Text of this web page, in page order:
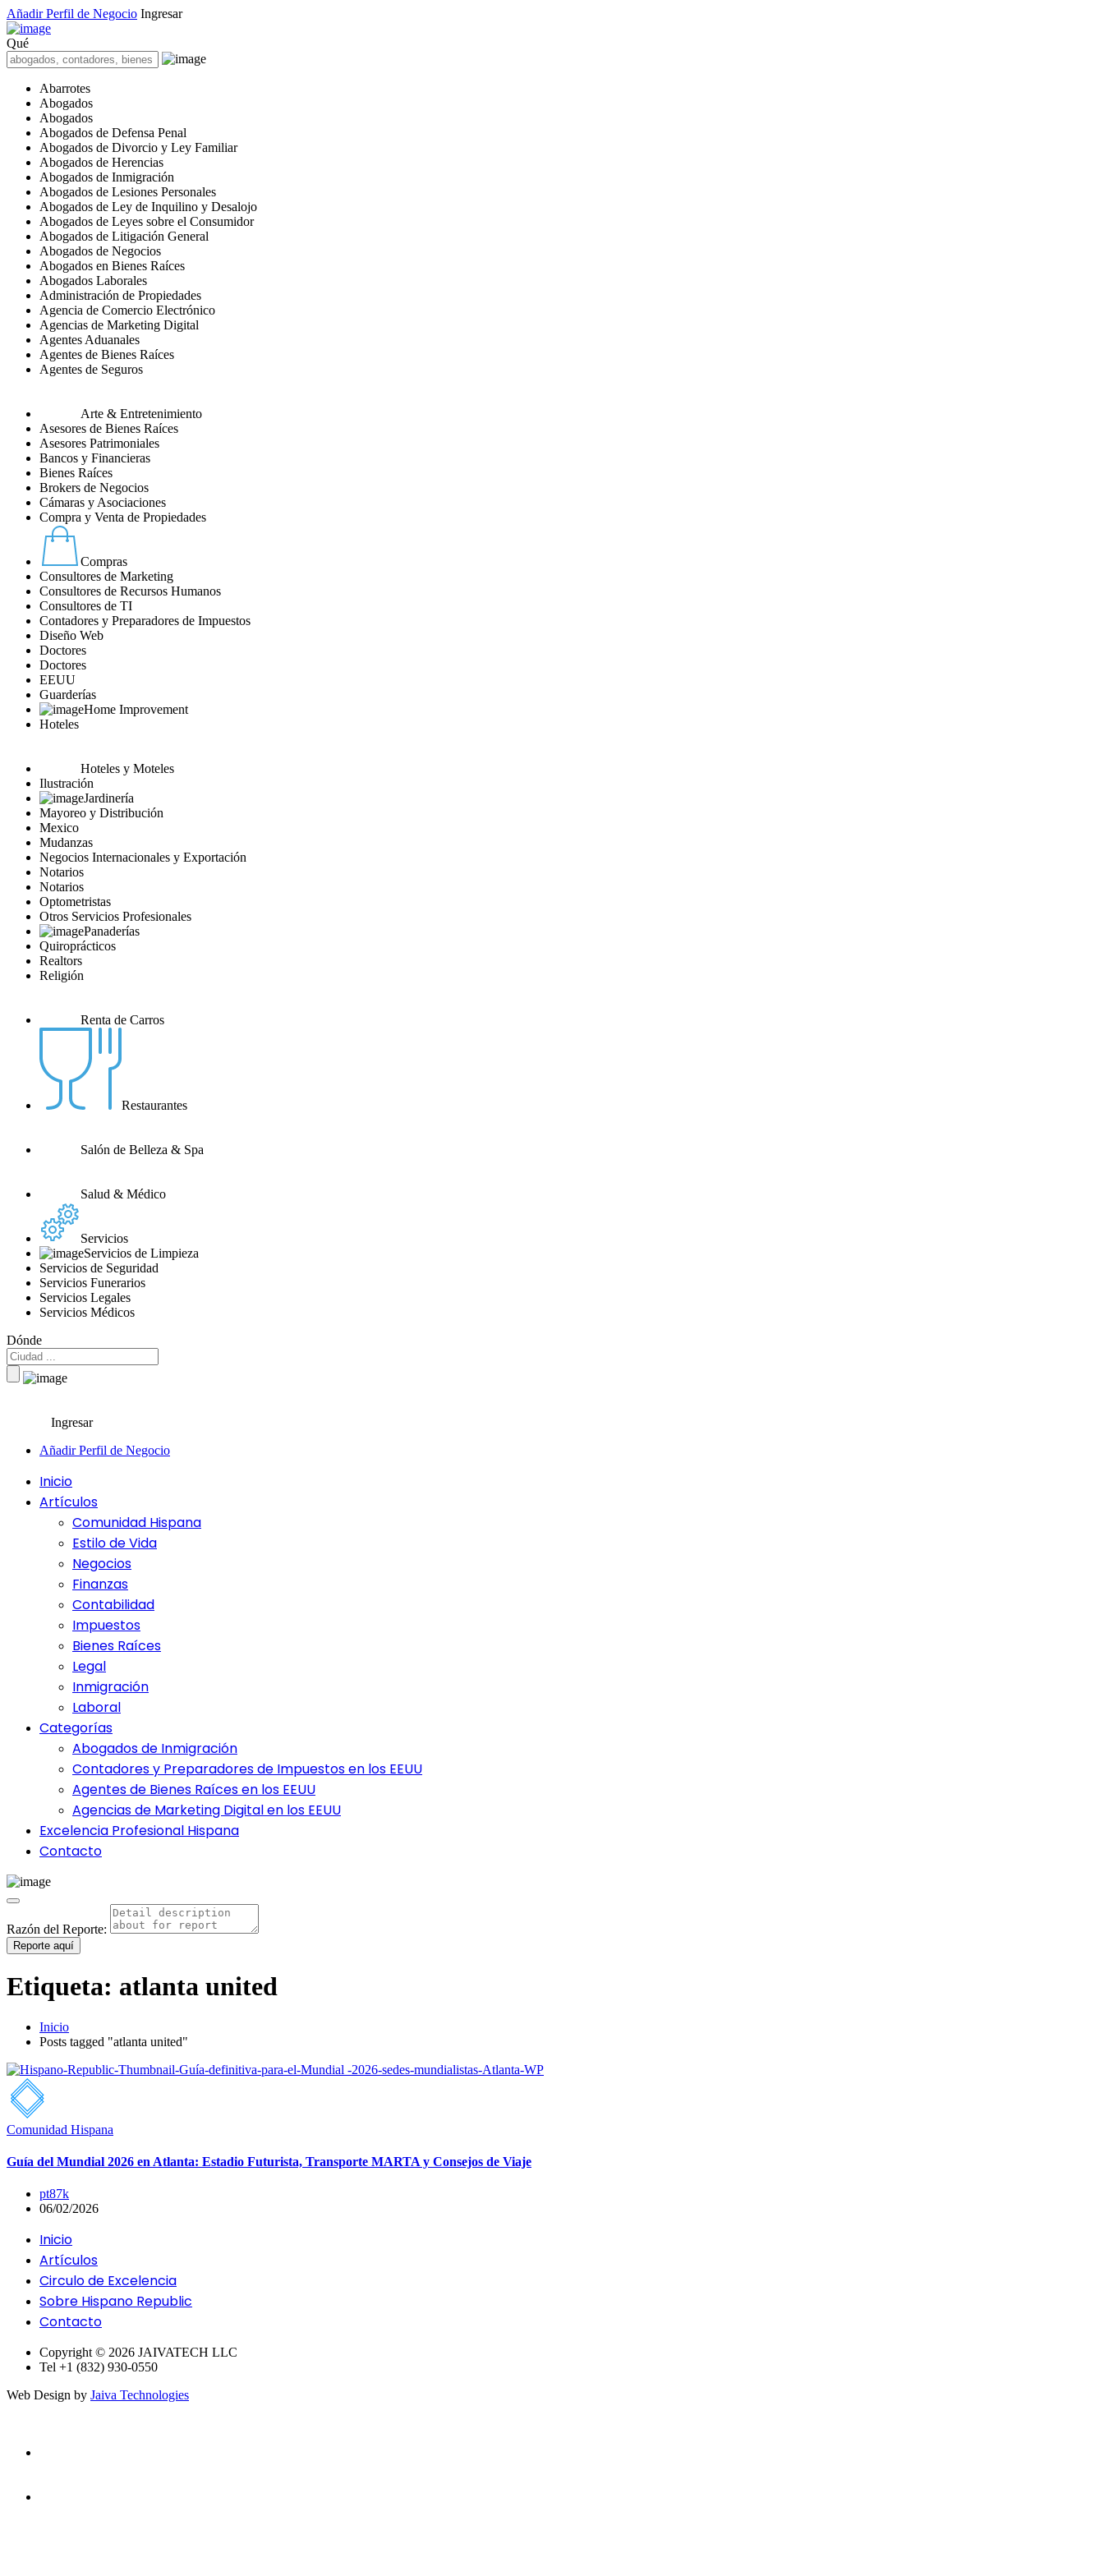
Añadir Perfil de Negocio Ingresar
Qué
Abarrotes
Abogados
Abogados
Abogados de Defensa Penal
Abogados de Divorcio y Ley Familiar
Abogados de Herencias
Abogados de Inmigración
Abogados de Lesiones Personales
Abogados de Ley de Inquilino y Desalojo
Abogados de Leyes sobre el Consumidor
Abogados de Litigación General
Abogados de Negocios
Abogados en Bienes Raíces
Abogados Laborales
Administración de Propiedades
Agencia de Comercio Electrónico
Agencias de Marketing Digital
Agentes Aduanales
Agentes de Bienes Raíces
Agentes de Seguros
Arte & Entretenimiento
Asesores de Bienes Raíces
Asesores Patrimoniales
Bancos y Financieras
Bienes Raíces
Brokers de Negocios
Cámaras y Asociaciones
Compra y Venta de Propiedades
Compras
Consultores de Marketing
Consultores de Recursos Humanos
Consultores de TI
Contadores y Preparadores de Impuestos
Diseño Web
Doctores
Doctores
EEUU
Guarderías
Home Improvement
Hoteles
Hoteles y Moteles
Ilustración
Jardinería
Mayoreo y Distribución
Mexico
Mudanzas
Negocios Internacionales y Exportación
Notarios
Notarios
Optometristas
Otros Servicios Profesionales
Panaderías
Quiroprácticos
Realtors
Religión
Renta de Carros
Restaurantes
Salón de Belleza & Spa
Salud & Médico
Servicios
Servicios de Limpieza
Servicios de Seguridad
Servicios Funerarios
Servicios Legales
Servicios Médicos
Dónde
Ingresar
Añadir Perfil de Negocio
Inicio
Artículos
Comunidad Hispana
Estilo de Vida
Negocios
Finanzas
Contabilidad
Impuestos
Bienes Raíces
Legal
Inmigración
Laboral
Categorías
Abogados de Inmigración
Contadores y Preparadores de Impuestos en los EEUU
Agentes de Bienes Raíces en los EEUU
Agencias de Marketing Digital en los EEUU
Excelencia Profesional Hispana
Contacto
Razón del Reporte:
Reporte aquí
Etiqueta: atlanta united
Inicio
Posts tagged "atlanta united"
Comunidad Hispana
Guía del Mundial 2026 en Atlanta: Estadio Futurista, Transporte MARTA y Consejos de Viaje
pt87k
06/02/2026
Inicio
Artículos
Circulo de Excelencia
Sobre Hispano Republic
Contacto
Copyright © 2026 JAIVATECH LLC
Tel +1 (832) 930-0550
Web Design by Jaiva Technologies